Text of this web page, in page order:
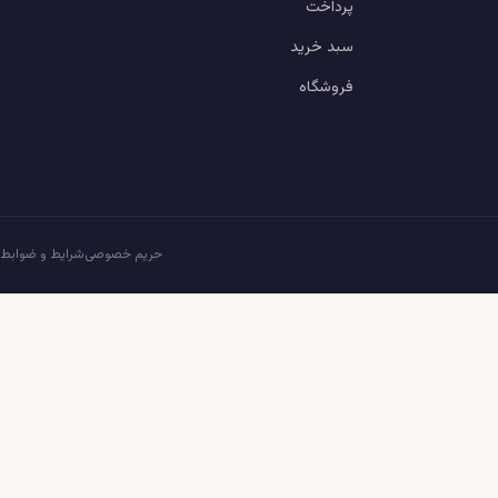
پرداخت
سبد خرید
فروشگاه
حریم خصوصیشرایط و ضوابط